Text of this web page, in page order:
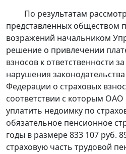
По результатам
представленных обществом
возражений начальником
решение о привлечении
взносов к ответственности
нарушения
Федерации о страховых
соответствии с которым
уплатить недоимку по
обязательное пенсионное
годы в размере 833 107 руб.
страховую часть трудовой